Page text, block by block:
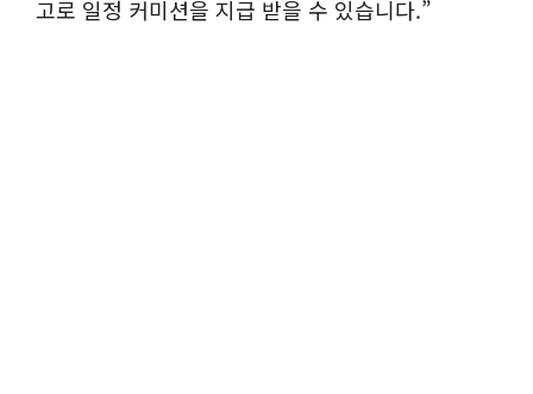
고로 일정 커미션을 지급 받을 수 있습니다.”